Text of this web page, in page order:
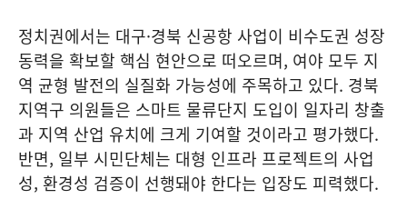
정치권에서는 대구·경북 신공항 사업이 비수도권 성장
동력을 확보할 핵심 현안으로 떠오르며, 여야 모두 지
역 균형 발전의 실질화 가능성에 주목하고 있다. 경북
지역구 의원들은 스마트 물류단지 도입이 일자리 창출
과 지역 산업 유치에 크게 기여할 것이라고 평가했다.
반면, 일부 시민단체는 대형 인프라 프로젝트의 사업
성, 환경성 검증이 선행돼야 한다는 입장도 피력했다.